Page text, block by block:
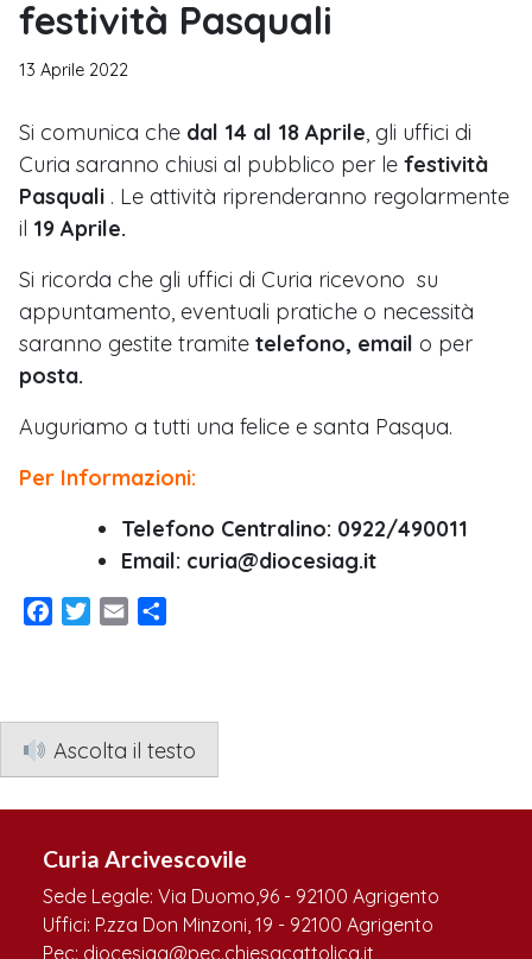
festività Pasquali
13 Aprile 2022
Si comunica che dal 14 al 18 Aprile, gli uffici di
Curia saranno chiusi al pubblico per le festività
Pasquali . Le attività riprenderanno regolarmente
il 19 Aprile.
Si ricorda che gli uffici di Curia ricevono su
appuntamento, eventuali pratiche o necessità
saranno gestite tramite telefono, email o per
posta.
Auguriamo a tutti una felice e santa Pasqua.
Per Informazioni:
Telefono Centralino: 0922/490011
Email: curia@diocesiag.it
Facebook
TwitterEmail
Ascolta il testo
Curia Arcivescovile
Sede Legale: Via Duomo,96 - 92100 Agrigento
Uffici: P.zza Don Minzoni, 19 - 92100 Agrigento
Pec: diocesiag@pec.chiesacattolica.it